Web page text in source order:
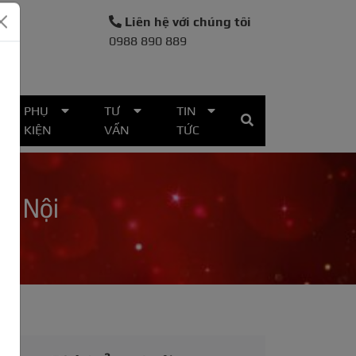
Liên hệ với chúng tôi
0988 890 889
PHỤ
KIỆN
TƯ
VẤN
TIN
TỨC
Nội